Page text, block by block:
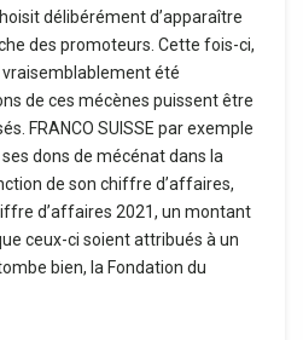
délibérément d’apparaître
des promoteurs. Cette fois-ci,
vraisemblablement été
de ces mécènes puissent être
FRANCO SUISSE par exemple
dons de mécénat dans la
de son chiffre d’affaires,
d’affaires 2021, un montant
ceux-ci soient attribués à un
bien, la Fondation du